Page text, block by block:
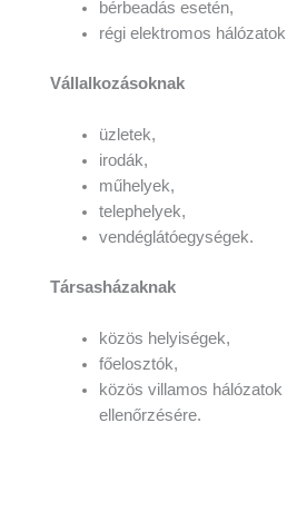
bérbeadás esetén,
régi elektromos
Vállalkozásoknak
üzletek,
irodák,
műhelyek,
telephelyek,
vendéglátóegységek.
Társasházaknak
közös helyiségek,
főelosztók,
közös villamos
ellenőrzésére.